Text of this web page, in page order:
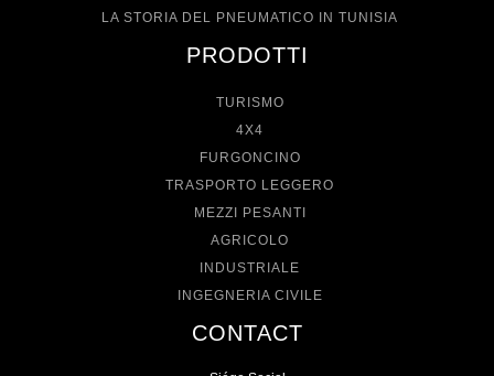
LA STORIA DEL PNEUMATICO IN TUNISIA
PRODOTTI
TURISMO
4X4
FURGONCINO
TRASPORTO LEGGERO
MEZZI PESANTI
AGRICOLO
INDUSTRIALE
INGEGNERIA CIVILE
CONTACT